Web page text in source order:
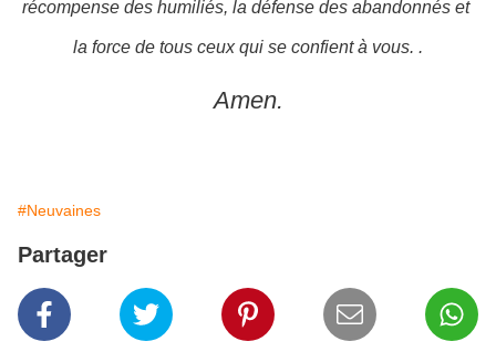
récompense des humiliés, la défense des abandonnés et
la force de tous ceux qui se confient à vous. .
Amen.
#Neuvaines
Partager